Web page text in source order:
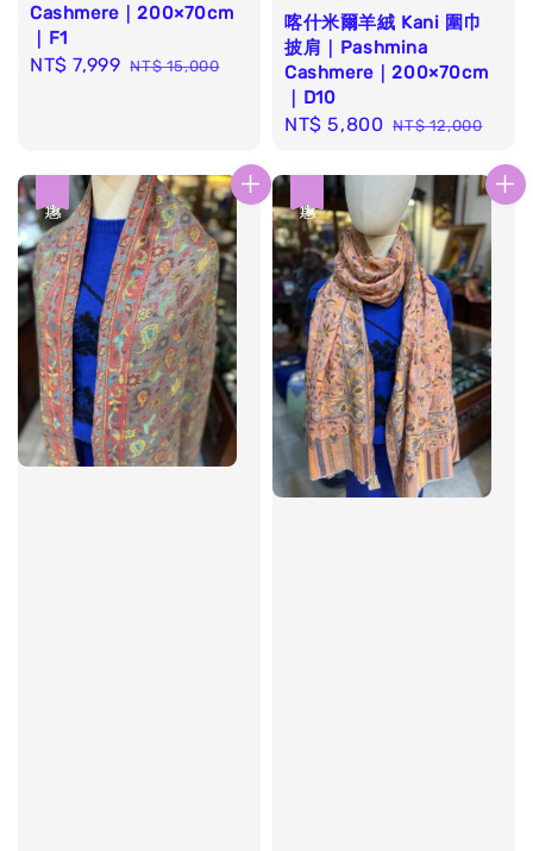
Cashmere｜200×70cm
｜F1
Sale
NT$ 7,999 Regular
NT$ 15,000
喀什米爾羊絨 Kani 圍巾
披肩｜Pashmina
Cashmere｜200×70cm
｜D10
Sale
NT$ 5,800 Regular
NT$ 12,000